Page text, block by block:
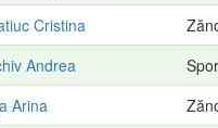
Cristina
Andrea
Arina